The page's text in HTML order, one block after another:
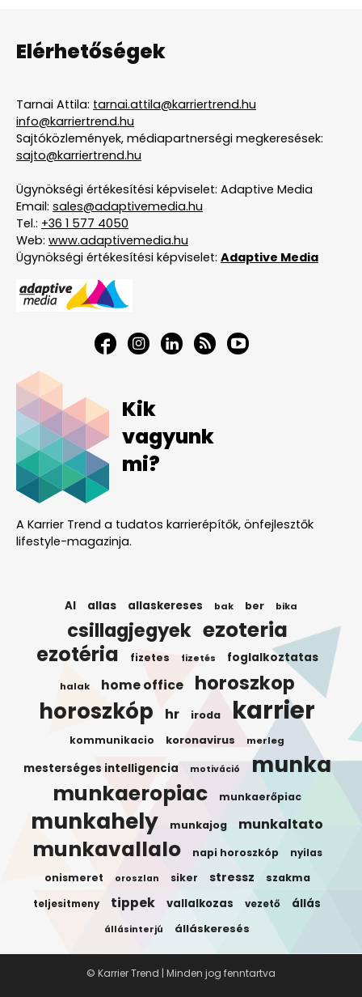
Elérhetőségek
Tarnai Attila: tarnai.attila@karriertrend.hu
info@karriertrend.hu
Sajtóközlemények, médiapartnerségi megkeresések:
sajto@karriertrend.hu
Ügynökségi értékesítési képviselet: Adaptive Media
Email: sales@adaptivemedia.hu
Tel.: +36 1 577 4050
Web: www.adaptivemedia.hu
Ügynökségi értékesítési képviselet: Adaptive Media
Kik
vagyunk
mi?
A Karrier Trend a tudatos karrierépítők, önfejlesztők
lifestyle-magazinja.
AI allas allaskereses bak ber bika
csillagjegyek ezoteria
ezotéria fizetes fizetés foglalkoztatas
halak home office horoszkop
horoszkóp hr iroda karrier
kommunikacio koronavirus merleg
mesterséges intelligencia motiváció munka
munkaeropiac munkaerőpiac
munkahely munkajog munkaltato
munkavallalo napi horoszkóp nyilas
onismeret oroszlan siker stressz szakma
teljesitmeny tippek vallalkozas vezető állás
állásinterjú álláskeresés
© Karrier Trend | Minden jog fenntartva